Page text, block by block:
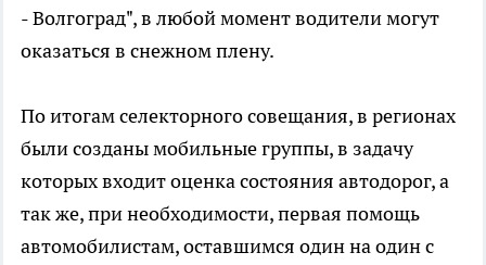
- Волгоград", в любой момент водители могут
оказаться в снежном плену.
По итогам селекторного совещания, в регионах
были созданы мобильные группы, в задачу
которых входит оценка состояния автодорог, а
так же, при необходимости, первая помощь
автомобилистам, оставшимся один на один с